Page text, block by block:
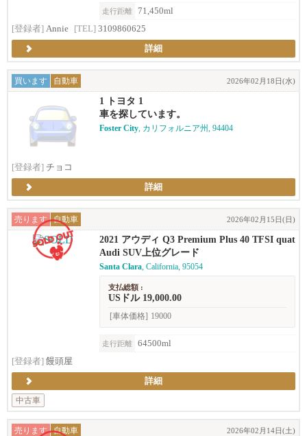
走行距離
71,450ml
[登録者] Annie [TEL] 3109860625
詳細
買います 自動車 2026年02月18日(水)
1 トヨタ 1
車を探しています。
Foster City, カリフォルニア州, 94404
[登録者] チョコ
詳細
売ります 自動車 2026年02月15日(日)
2021 アウディ Q3 Premium Plus 40 TFSI quat
tro (2.0T)
Audi SUV上位グレード
Santa Clara, California, 95054
支払総額 :
USドル 19,000.00
[車体価格] 19000
走行距離
64500ml
[登録者] 饅頭屋
詳細
中古車
売ります 自動車 2026年02月14日(土)